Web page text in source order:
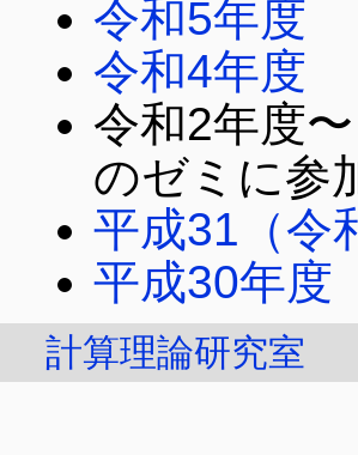
令和5年度
令和4年度
令和2年度
のゼミに参
平成31（令
平成30年度
計算理論研究室